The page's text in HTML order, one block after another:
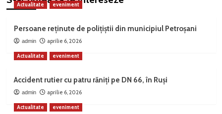
Actualitate eveniment
Persoane reținute de polițiștii din municipiul Petroșani
admin aprilie 6, 2026
Actualitate eveniment
Accident rutier cu patru răniți pe DN 66, în Ruși
admin aprilie 6, 2026
Actualitate eveniment